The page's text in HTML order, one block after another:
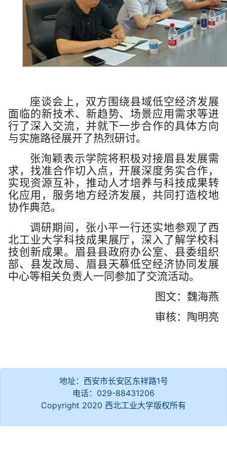
座谈会上，双方围绕县域低空经济发展
面临的新技术、新趋势、场景应用需求等进
行了深入交流，并就下一步合作的具体方向
与实施路径展开了热烈研讨。
张洵颖表示学院将积极对接眉县发展需
求，找准合作切入点，开展深度务实合作，
实现资源互补，推动人才培养与科技成果转
化应用，服务地方经济发展，共同打造校地
协作典范。
调研期间，张小平一行还实地参观了西
北工业大学科技成果展厅，深入了解学校科
技创新成果。眉县县政府办公室、县委组织
部、县发改局、眉县天慕低空经济协同发展
中心等相关负责人一同参加了交流活动。
图文：魏海燕
审核：陶明亮
地址：西安市长安区东祥路1号
电话：029-88431206
Copyright 2020 西北工业大学版权所有